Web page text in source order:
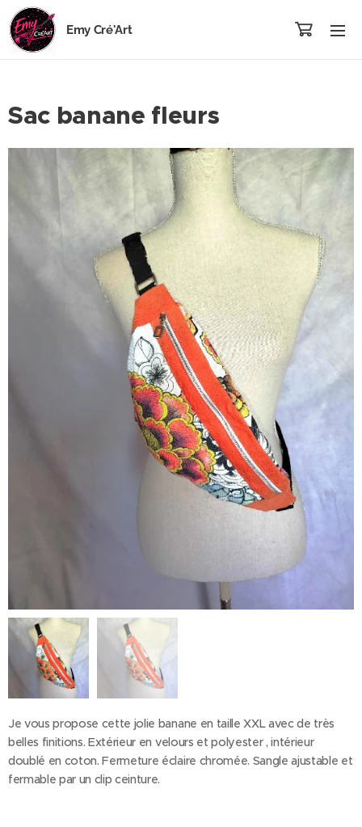
Emy Cré'Art
Sac banane fleurs
Je vous propose cette jolie banane en taille XXL avec de très
belles finitions. Extérieur en velours et polyester , intérieur
doublé en coton. Fermeture éclaire chromée. Sangle ajustable et
fermable par un clip ceinture.